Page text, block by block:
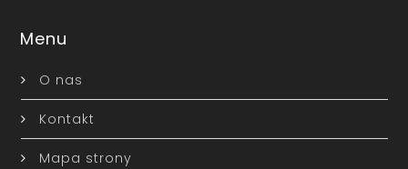
Menu
O nas
Kontakt
Mapa strony